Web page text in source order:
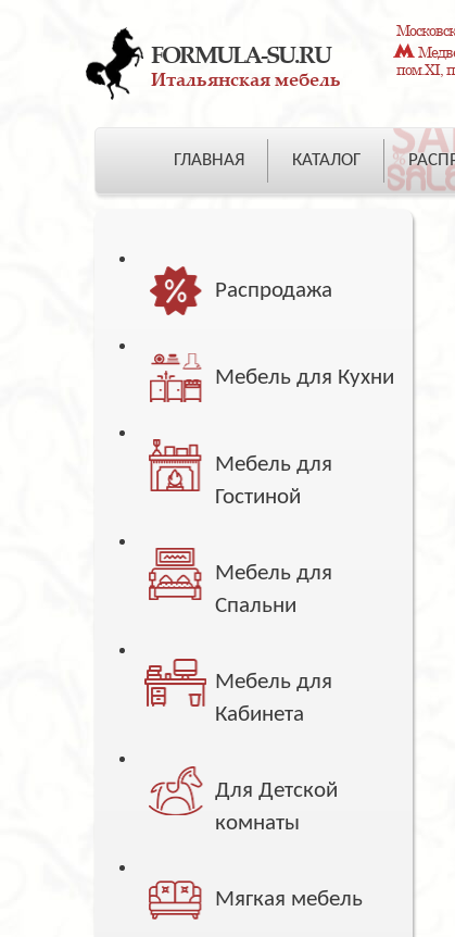
FORMULA-SU.RU
Итальянская мебель
пом.XI,
ГЛАВНАЯ КАТАЛОГ
Распродажа
Мебель для Кухни
Мебель для
Гостиной
Мебель для
Спальни
Мебель для
Кабинета
Для Детской
комнаты
Мягкая мебель